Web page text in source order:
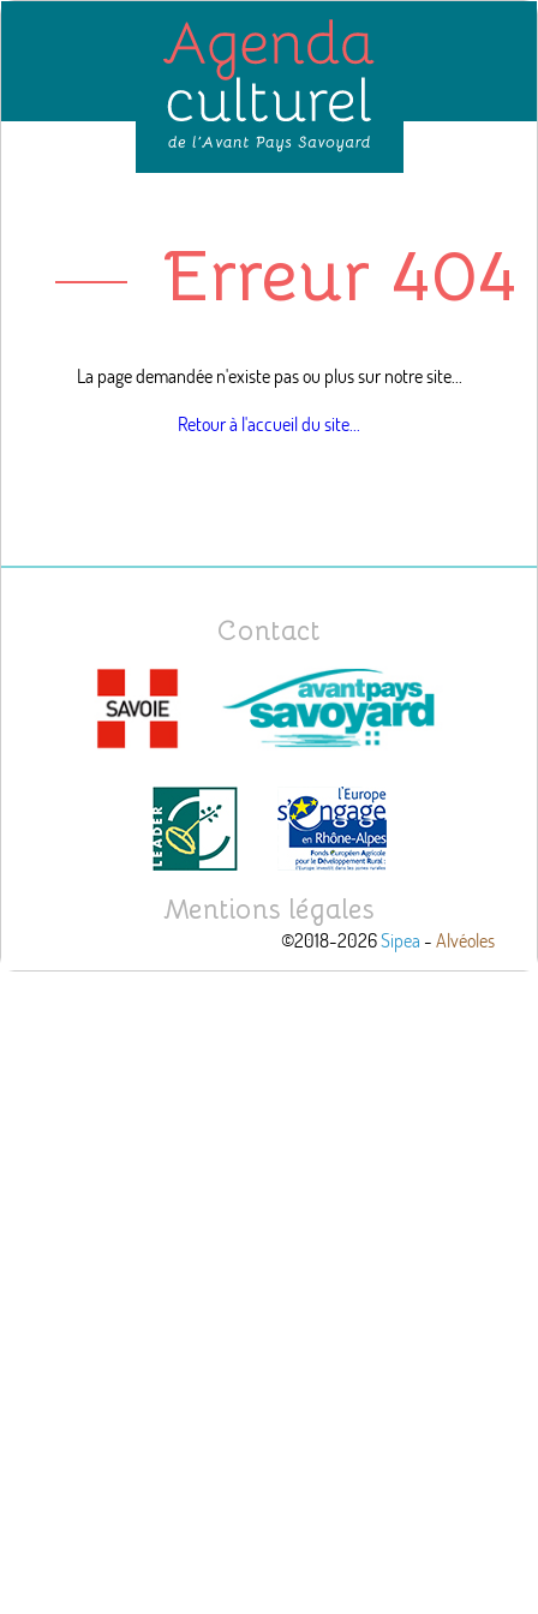
Erreur 404
La page demandée n'existe pas ou plus sur notre site...
Retour à l'accueil du site...
Contact
Mentions légales
©2018-2026Sipea -Alvéoles